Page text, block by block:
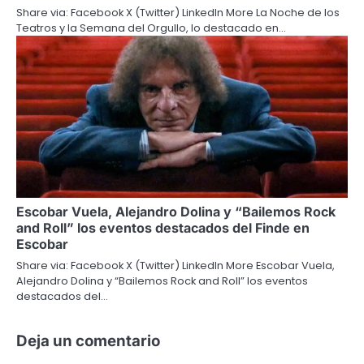
Share via: Facebook X (Twitter) LinkedIn More La Noche de los
Teatros y la Semana del Orgullo, lo destacado en…
Escobar Vuela, Alejandro Dolina y “Bailemos Rock
and Roll” los eventos destacados del Finde en
Escobar
Share via: Facebook X (Twitter) LinkedIn More Escobar Vuela,
Alejandro Dolina y “Bailemos Rock and Roll” los eventos
destacados del…
Deja un comentario